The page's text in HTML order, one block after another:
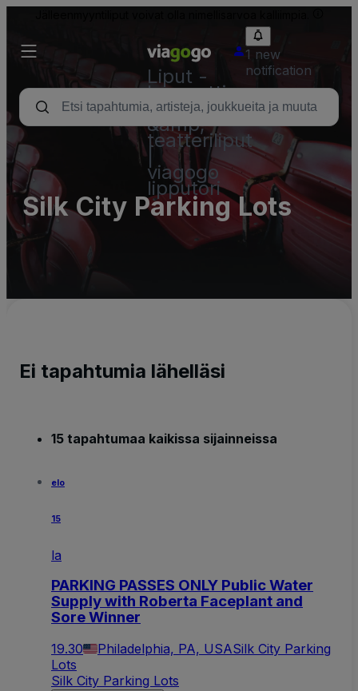
Liput -
konsertti,
urheilu
&amp;
teatteriliput
viagogo
lipputori
1 new
notification
Silk City Parking Lots
Ei tapahtumia lähelläsi
15 tapahtumaa kaikissa sijainneissa
elo
15
la
PARKING PASSES ONLY Public Water
Supply with Roberta Faceplant and
Sore Winner
19.30 Philadelphia, PA, USASilk City Parking
Lots
Silk City Parking Lots